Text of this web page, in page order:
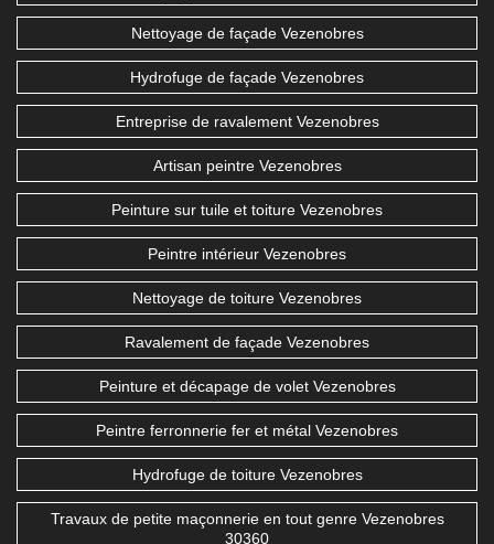
Nettoyage de façade Vezenobres
Hydrofuge de façade Vezenobres
Entreprise de ravalement Vezenobres
Artisan peintre Vezenobres
Peinture sur tuile et toiture Vezenobres
Peintre intérieur Vezenobres
Nettoyage de toiture Vezenobres
Ravalement de façade Vezenobres
Peinture et décapage de volet Vezenobres
Peintre ferronnerie fer et métal Vezenobres
Hydrofuge de toiture Vezenobres
Travaux de petite maçonnerie en tout genre Vezenobres
30360